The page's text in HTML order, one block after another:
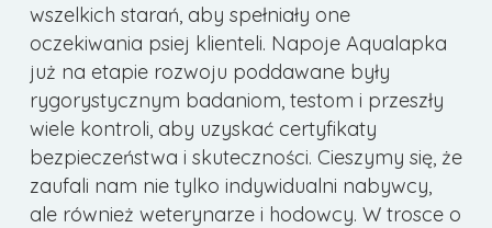
wszelkich starań, aby spełniały one
oczekiwania psiej klienteli. Napoje Aqualapka
już na etapie rozwoju poddawane były
rygorystycznym badaniom, testom i przeszły
wiele kontroli, aby uzyskać certyfikaty
bezpieczeństwa i skuteczności. Cieszymy się, że
zaufali nam nie tylko indywidualni nabywcy,
ale również weterynarze i hodowcy. W trosce o